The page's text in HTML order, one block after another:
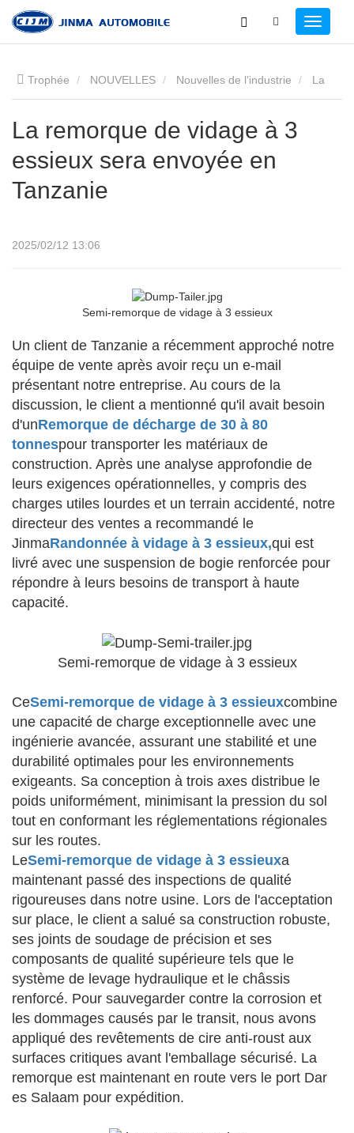
Trophée NOUVELLES Nouvelles de l’industrie
remorque de vidage à 3 essieux sera envoyée en Tanzanie
La remorque de vidage à 3
essieux sera envoyée en
Tanzanie
2025/02/12 13:06
Semi-remorque de vidage à 3 essieux
Un client de Tanzanie a récemment approché notre
équipe de vente après avoir reçu un e-mail
présentant notre entreprise. Au cours de la
discussion, le client a mentionné qu'il avait besoin
d'unRemorque de décharge de 30 à 80
tonnespour transporter les matériaux de
construction. Après une analyse approfondie de
leurs exigences opérationnelles, y compris des
charges utiles lourdes et un terrain accidenté, notre
directeur des ventes a recommandé le
JinmaRandonnée à vidage à 3 essieux,qui est
livré avec une suspension de bogie renforcée pour
répondre à leurs besoins de transport à haute
capacité.
Semi-remorque de vidage à 3 essieux
CeSemi-remorque de vidage à 3 essieuxcombine
une capacité de charge exceptionnelle avec une
ingénierie avancée, assurant une stabilité et une
durabilité optimales pour les environnements
exigeants. Sa conception à trois axes distribue le
poids uniformément, minimisant la pression du sol
tout en conformant les réglementations régionales
sur les routes.
LeSemi-remorque de vidage à 3 essieuxa
maintenant passé des inspections de qualité
rigoureuses dans notre usine. Lors de l'acceptation
sur place, le client a salué sa construction robuste,
ses joints de soudage de précision et ses
composants de qualité supérieure tels que le
système de levage hydraulique et le châssis
renforcé. Pour sauvegarder contre la corrosion et
les dommages causés par le transit, nous avons
appliqué des revêtements de cire anti-roust aux
surfaces critiques avant l'emballage sécurisé. La
remorque est maintenant en route vers le port Dar
es Salaam pour expédition.